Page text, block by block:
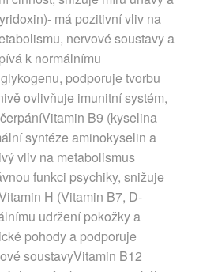
má pozitivní vliv na
nervové soustavy a
k normálnímu
podporuje tvorbu
ovlivňuje imunitní systém,
B9 (kyselina
syntéze aminokyselin a
vliv na metabolismus
funkci psychiky, snižuje
H (Vitamin B7, D-
udržení pokožky a
pohody a podporuje
soustavyVitamin B12